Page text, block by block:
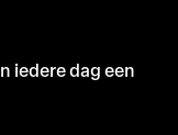
iedere dag een